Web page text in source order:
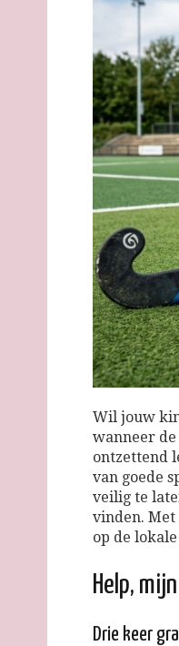
Wil jouw
wanneer
ontzettend
van goede
veilig te
vinden.
op de
Help,
Drie keer